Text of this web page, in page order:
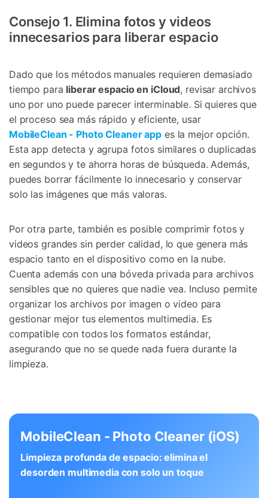
Consejo 1. Elimina fotos y videos
innecesarios para liberar espacio
Dado que los métodos manuales requieren demasiado
tiempo para liberar espacio en iCloud, revisar archivos
uno por uno puede parecer interminable. Si quieres que
el proceso sea más rápido y eficiente, usar
MobileClean - Photo Cleaner app es la mejor opción.
Esta app detecta y agrupa fotos similares o duplicadas
en segundos y te ahorra horas de búsqueda. Además,
puedes borrar fácilmente lo innecesario y conservar
solo las imágenes que más valoras.
Por otra parte, también es posible comprimir fotos y
videos grandes sin perder calidad, lo que genera más
espacio tanto en el dispositivo como en la nube.
Cuenta además con una bóveda privada para archivos
sensibles que no quieres que nadie vea. Incluso permite
organizar los archivos por imagen o video para
gestionar mejor tus elementos multimedia. Es
compatible con todos los formatos estándar,
asegurando que no se quede nada fuera durante la
limpieza.
MobileClean - Photo Cleaner (iOS)
Limpieza profunda de espacio: elimina el
desorden multimedia con solo un toque